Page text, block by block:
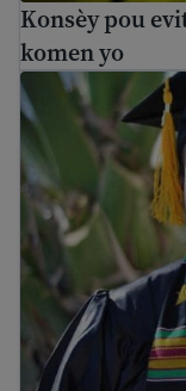
Konsèy pou
komen yo
Bous detid pou